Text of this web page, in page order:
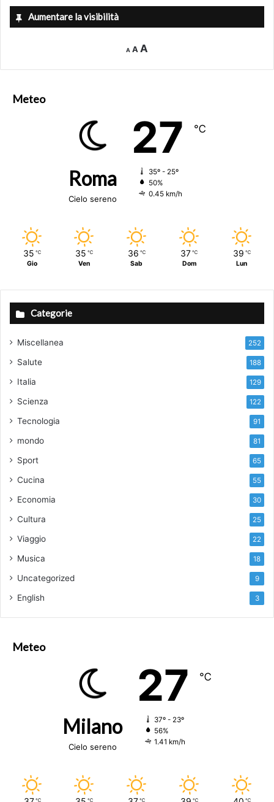
Aumentare la visibilità
A
Decrease
font
A Reset
size.
A
Meteo
Roma
Cielo sereno
27 ℃
35º - 25º
50%
0.45 km/h
35 ℃
Gio
35 ℃
Ven
36 ℃
Sab
37 ℃
Dom
39 ℃
Lun
Categorie
Miscellanea 252
Salute 188
Italia 129
Scienza 122
Tecnologia 91
mondo 81
Sport 65
Cucina 55
Economia 30
Cultura 25
Viaggio 22
Musica 18
Uncategorized 9
English 3
Meteo
Milano
Cielo sereno
27 ℃
37º - 23º
56%
1.41 km/h
℃ ℃ ℃ ℃ ℃